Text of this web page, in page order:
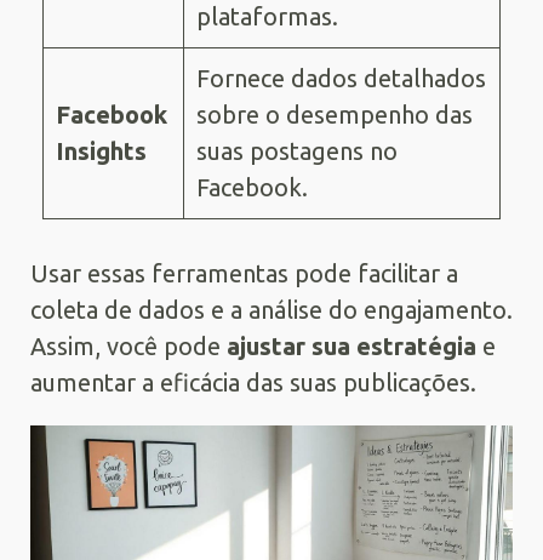
plataformas.
Facebook
Insights
Fornece dados detalhados
sobre o desempenho das
suas postagens no
Facebook.
Usar essas ferramentas pode facilitar a
coleta de dados e a análise do engajamento.
Assim, você pode ajustar sua estratégia e
aumentar a eficácia das suas publicações.